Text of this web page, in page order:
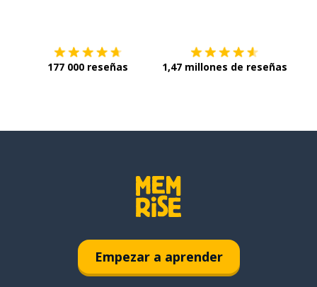
177 000 reseñas 1,47 millones de reseñas
Empezar a aprender